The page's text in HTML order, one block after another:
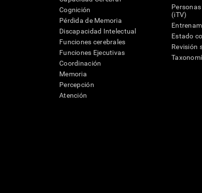
Cognición
Pérdida de Memoria
Discapacidad Intelectual
Funciones cerebrales
Funciones Ejecutivas
Coordinación
Memoria
Percepción
Atención
(iTV)
Estado
Revisión